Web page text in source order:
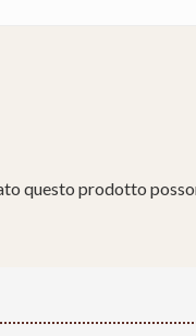
questo prodotto